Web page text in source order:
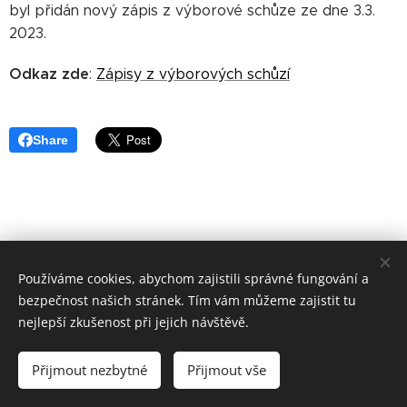
byl přidán nový zápis z výborové schůze ze dne 3.3.
2023.
Odkaz zde: Zápisy z výborových schůzí
Share
Sportovní 142,288 02 Nymburk, IČO:45829110,
nymburk@mocrs.cz
Cookies
Používáme cookies, abychom zajistili správné fungování a
bezpečnost našich stránek. Tím vám můžeme zajistit tu
nejlepší zkušenost při jejich návštěvě.
Přijmout nezbytné Přijmout vše